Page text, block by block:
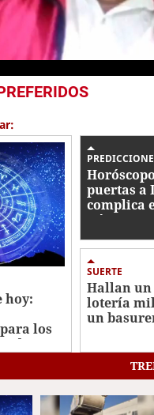
hoy:
los
puertas a
complica
Géminis
SUERTE
Hallan
lotería
un